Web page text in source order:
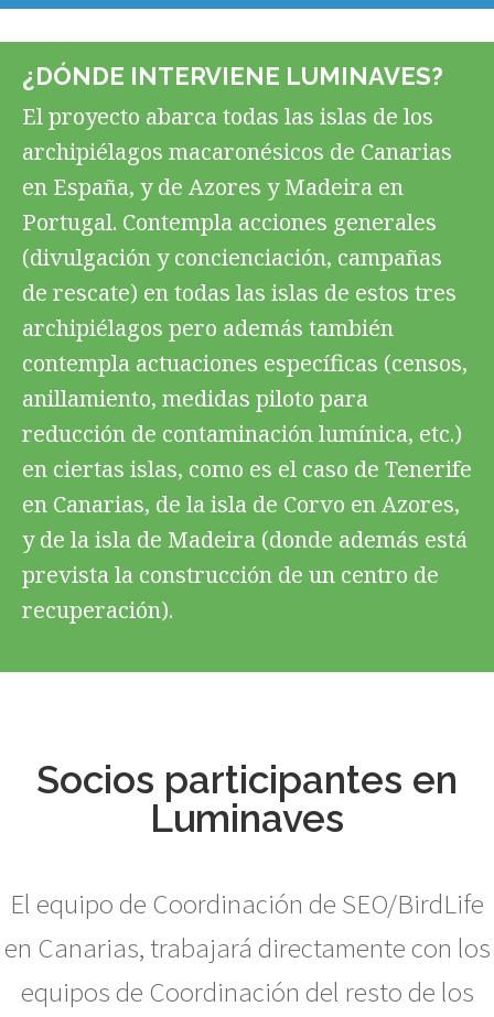
¿DÓNDE INTERVIENE LUMINAVES?
El proyecto abarca todas las islas de los
archipiélagos macaronésicos de Canarias
en España, y de Azores y Madeira en
Portugal. Contempla acciones generales
(divulgación y concienciación, campañas
de rescate) en todas las islas de estos tres
archipiélagos pero además también
contempla actuaciones específicas (censos,
anillamiento, medidas piloto para
reducción de contaminación lumínica, etc.)
en ciertas islas, como es el caso de Tenerife
en Canarias, de la isla de Corvo en Azores,
y de la isla de Madeira (donde además está
prevista la construcción de un centro de
recuperación).
Socios participantes en
Luminaves
El equipo de Coordinación de SEO/BirdLife
en Canarias, trabajará directamente con los
equipos de Coordinación del resto de los